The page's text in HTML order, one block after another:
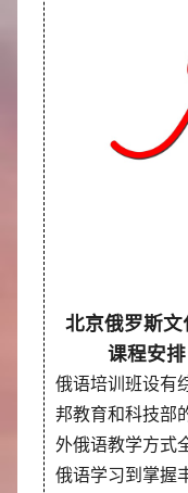
北京俄罗斯文
课程安
俄语培训班设有
邦教育和科技部
外俄语教学方式
俄语学习到掌握